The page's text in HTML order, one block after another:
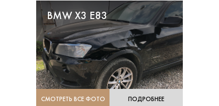
BMW X3 E83
СМОТРЕТЬ ВСЕ ФОТО ПОДРОБНЕЕ